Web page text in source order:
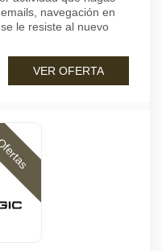
navegación en
le resiste al nuevo
VER OFERTA